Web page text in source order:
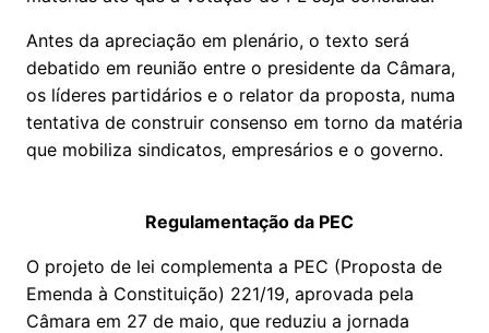
Antes da apreciação em plenário, o texto será
debatido em reunião entre o presidente da Câmara,
os líderes partidários e o relator da proposta, numa
tentativa de construir consenso em torno da matéria
que mobiliza sindicatos, empresários e o governo.
Regulamentação da PEC
O projeto de lei complementa a PEC (Proposta de
Emenda à Constituição) 221/19, aprovada pela
Câmara em 27 de maio, que reduziu a jornada